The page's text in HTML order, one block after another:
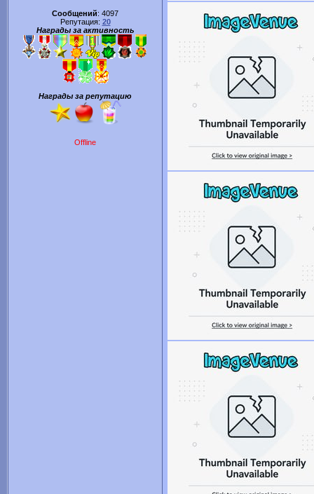
Сообщений: 4097
Репутация: 20
Награды за активность
Награды за репутацию
Offline